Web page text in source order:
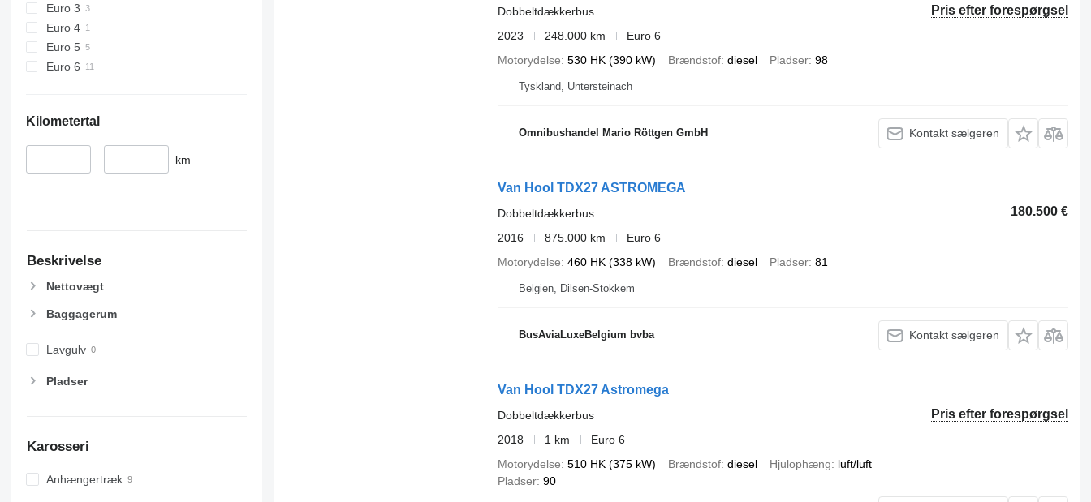
Euro 3
Euro 4
Euro 5
Euro 6
Kilometertal
– km
Beskrivelse
Nettovægt
Baggagerum
Lavgulv
Pladser
Karosseri
Anhængertræk
Pris efter forespørgsel
Dobbeltdækkerbus
2023
248.000 km
Euro 6
Motorydelse 530 HK (390 kW) Brændstof diesel Pladser 98
Tyskland, Untersteinach
Omnibushandel Mario Röttgen GmbH Kontakt sælgeren
Van Hool TDX27 ASTROMEGA
180.500 €
Dobbeltdækkerbus
2016
875.000 km
Euro 6
Motorydelse 460 HK (338 kW) Brændstof diesel Pladser 81
Belgien, Dilsen-Stokkem
BusAviaLuxeBelgium bvba Kontakt sælgeren
Van Hool TDX27 Astromega
Pris efter forespørgsel
Dobbeltdækkerbus
2018
1 km
Euro 6
Motorydelse 510 HK (375 kW) Brændstof diesel Hjulophæng
luft/luft
Pladser 90